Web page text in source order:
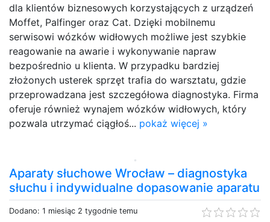
dla klientów biznesowych korzystających z urządzeń
Moffet, Palfinger oraz Cat. Dzięki mobilnemu
serwisowi wózków widłowych możliwe jest szybkie
reagowanie na awarie i wykonywanie napraw
bezpośrednio u klienta. W przypadku bardziej
złożonych usterek sprzęt trafia do warsztatu, gdzie
przeprowadzana jest szczegółowa diagnostyka. Firma
oferuje również wynajem wózków widłowych, który
pozwala utrzymać ciągłoś... pokaż więcej »
Aparaty słuchowe Wrocław – diagnostyka
słuchu i indywidualne dopasowanie aparatu
Dodano: 1 miesiąc 2 tygodnie temu